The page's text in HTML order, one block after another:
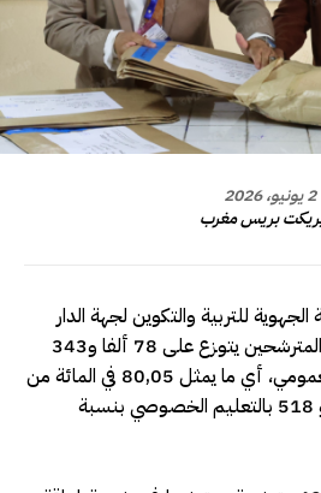
2 يونيو، 2026
بريس مغرب
للتربية والتكوين لجهة الدار
البيضاء-سطات، فإن عدد المترشحين يتوزع على 78 ألفا و343
تلميذة وتلميذا بالتعليم العمومي، أي ما يمثل 80,05 في المائة من
العدد الإجمالي، و 19 ألفا و 518 بالتعليم الخصوصي بنسبة